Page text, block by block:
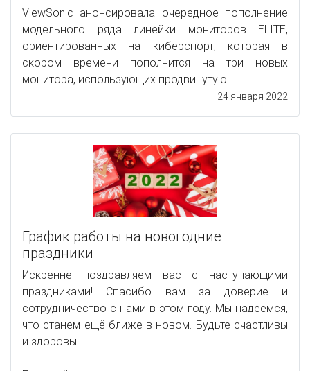
ViewSonic анонсировала очередное пополнение
модельного ряда линейки мониторов ELITE,
ориентированных на киберспорт, которая в
скором времени пополнится на три новых
монитора, использующих продвинутую ...
24 января 2022
График работы на новогодние
праздники
Искренне поздравляем вас с наступающими
праздниками! Спасибо вам за доверие и
сотрудничество с нами в этом году. Мы надеемся,
что станем ещё ближе в новом. Будьте счастливы
и здоровы!